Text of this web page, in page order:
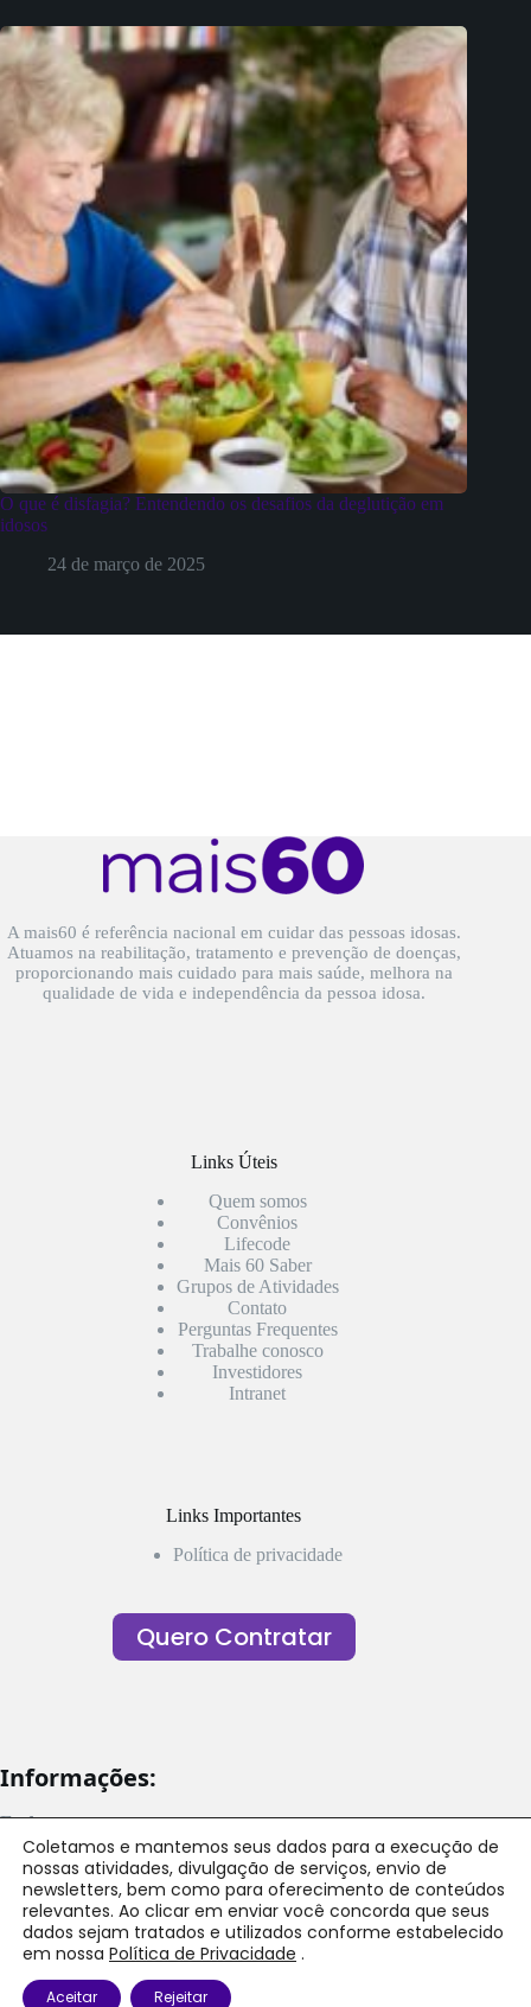
O que é disfagia? Entendendo os desafios da deglutição em
idosos
24 de março de 2025
A mais60 é referência nacional em cuidar das pessoas idosas.
Atuamos na reabilitação, tratamento e prevenção de doenças,
proporcionando mais cuidado para mais saúde, melhora na
qualidade de vida e independência da pessoa idosa.
Links Úteis
Quem somos
Convênios
Lifecode
Mais 60 Saber
Grupos de Atividades
Contato
Perguntas Frequentes
Trabalhe conosco
Investidores
Intranet
Links Importantes
Política de privacidade
Quero Contratar
Informações:
Endereço
Ver nossas unidades
Telefone/ Whatsapp
(31) 2513-0552
Email
contato@mais60.com.br
Horário
Copyright © mais60
Coletamos e mantemos seus dados para a execução de
nossas atividades, divulgação de serviços, envio de
newsletters, bem como para oferecimento de conteúdos
relevantes. Ao clicar em enviar você concorda que seus
dados sejam tratados e utilizados conforme estabelecido
em nossa Política de Privacidade .
Aceitar Rejeitar